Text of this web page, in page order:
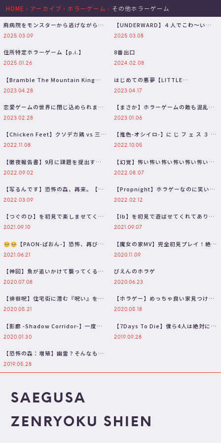
HOME › アーカイブ › ホラーゲーム › その他ホラーゲーム
廃病院をモンスターから逃げながら調
査するホラーゲーム！ w/あちな,る…
2025.03.09
【UNDERWARD】４人でこわ～い廃
病院に遊びにいこう / エクス・…
2025.03.08
住所特定ホラーゲーム【p.i.】
2025.01.26
8番出口
2024.02.08
【Bramble The Mountain King】
にげろ少年！！！…
2023.04.28
はじめての悪夢【LITTLE
NIGHTMARES -リトルナイトメア…
2023.04.17
恋愛ゲームの世界に閉じ込められまし
た【ホラゲ】
2023.02.28
【まさか】ホラーゲームの敵も混乱す
るほどの撮れ高の神が舞い降りた三枝
2023.01.06
【Chicken Feet】クソデカ鶏 vs 三枝
明那
2022.11.08
【推色-オシイロ-】に じ フ ェ ス ３ 日
目 【三枝明那 / に…
2022.10.05
【徹夜報告書】9月に課題を提出する
方、それ”危険”です【三枝明那 / …
2022.09.02
【幻覚】怖い怖い怖い怖い怖い怖い
【三枝明那 / にじさんじ】
2022.08.07
【写るんです】恐怖の森、再来。【三
枝明那 / にじさんじ】
2022.03.09
【Propnight】ホラゲーなのに笑いが
止まらない鬼ごっこゲー【三枝…
2022.02.12
【つぐのひ】を初見で楽しませてくれ
てありがとう【三枝明那 / にじさん…
2021.09.10
【Ib】を初見で遊ばせてくれてありが
とう【三枝明那 / にじさんじ】
2021.09.07
🥺🥺【PAON-ぱおん-】恐怖、再び。
🐘
2021.06.21
【魔女の家MV】完全初見プレイ！絶対
に叫びませんビビりません【三枝明
2020.11.09
【神回】魚が追いかけて襲ってくるホ
ラゲ(？)をやる【The Walki…
2020.07.08
ぴえんのホラゲ
2020.06.23
【徘徊呪】住宅街に潜む『呪い』を成
敗する。【三枝明那 / にじさんじ】
2020.05.21
【ホラゲー】めっちゃ良い家見つけた
ｗｗｗみんなで内見するぞ～！【三枝
2020.05.18
【影廊 -Shadow Corridor-】一度も
音割れしない耳に優し…
2020.01.30
【7Days To Die】僕ら4人は絶対に協
力できます！三枝視点【三…
2019.09.28
【恐怖の森：増殖】幽霊？そんなもん
ナンパしたるわｗｗｗ【三枝明那 / …
2019.05.28
SAEGUSA
ZENRYOKU SHIEN